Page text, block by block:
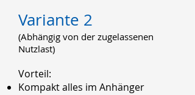
Variante 2
(Abhängig von der zugelassenen
Nutzlast)
Vorteil:
Kompakt alles im Anhänger